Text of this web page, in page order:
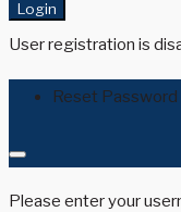
Login
User registration is
Reset Password
Please enter your